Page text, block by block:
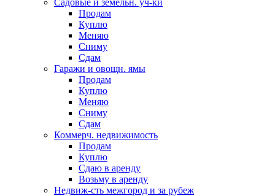
Продам
Куплю
Меняю
Сниму
Сдам
Гаражи и овощн. ямы
Продам
Куплю
Меняю
Сниму
Сдам
Коммерч. недвижимость
Продам
Куплю
Сдаю в аренду
Возьму в аренду
Недвиж-сть межгород и за рубеж